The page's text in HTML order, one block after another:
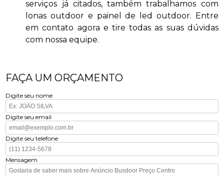
serviços já citados, também trabalhamos com
lonas outdoor e painel de led outdoor. Entre
em contato agora e tire todas as suas dúvidas
com nossa equipe.
FAÇA UM ORÇAMENTO
Digite seu nome
Digite seu email
Digite seu telefone
Mensagem